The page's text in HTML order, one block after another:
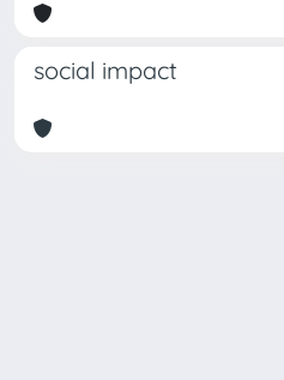
social impact